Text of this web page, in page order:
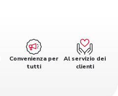
Convenienza per
tutti
Al servizio dei
clienti